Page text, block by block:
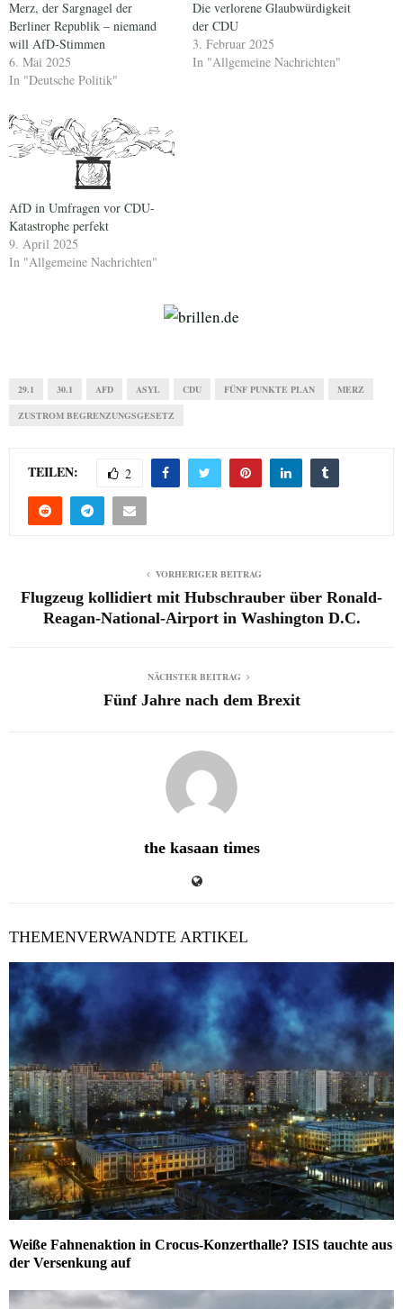
Merz, der Sargnagel der
Berliner Republik – niemand
will AfD-Stimmen
6. Mai 2025
In "Deutsche Politik"
Die verlorene Glaubwürdigkeit
der CDU
3. Februar 2025
In "Allgemeine Nachrichten"
AfD in Umfragen vor CDU-
Katastrophe perfekt
9. April 2025
In "Allgemeine Nachrichten"
29.1 30.1 AFD ASYL CDU FÜNF PUNKTE PLAN MERZ
ZUSTROM BEGRENZUNGSGESETZ
TEILEN: 2
VORHERIGER BEITRAG
Flugzeug kollidiert mit Hubschrauber über Ronald-
Reagan-National-Airport in Washington D.C.
NÄCHSTER BEITRAG
Fünf Jahre nach dem Brexit
the kasaan times
THEMENVERWANDTE ARTIKEL
Weiße Fahnenaktion in Crocus-Konzerthalle? ISIS tauchte aus
der Versenkung auf